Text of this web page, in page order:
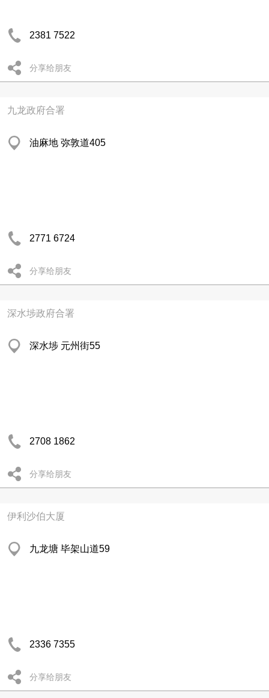
2381 7522
分享给朋友
九龙政府合署
油麻地 弥敦道405
2771 6724
分享给朋友
深水埗政府合署
深水埗 元州街55
2708 1862
分享给朋友
伊利沙伯大厦
九龙塘 毕架山道59
2336 7355
分享给朋友